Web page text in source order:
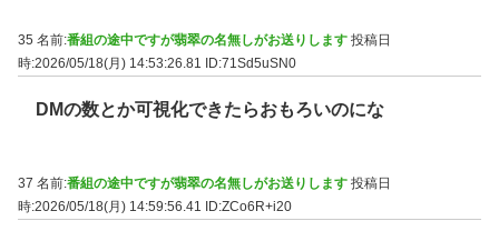
35 名前:番組の途中ですが翡翠の名無しがお送りします 投稿日
時:2026/05/18(月) 14:53:26.81
ID:71Sd5uSN0
DMの数とか可視化できたらおもろいのにな
37 名前:番組の途中ですが翡翠の名無しがお送りします 投稿日
時:2026/05/18(月) 14:59:56.41
ID:ZCo6R+i20